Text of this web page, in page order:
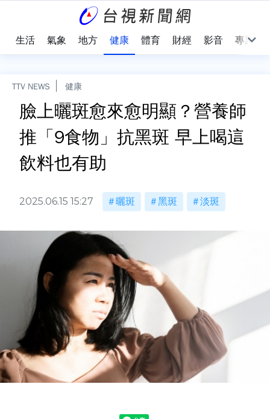
生活 氣象 地方 健康 體育 財經 影音 專題
TTV NEWS 健康
臉上曬斑愈來愈明顯？營養師
推「9食物」抗黑斑 早上喝這
飲料也有助
2025.06.15 15:27 曬斑 黑斑 淡斑